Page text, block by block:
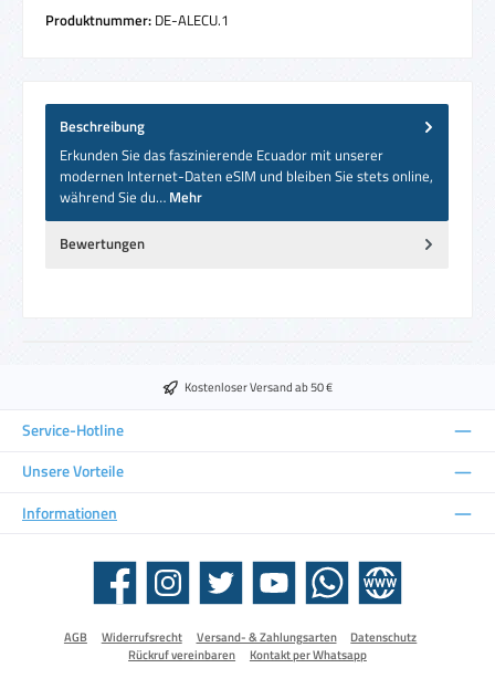
Produktnummer: DE-ALECU.1
Beschreibung
Erkunden Sie das faszinierende Ecuador mit unserer
modernen Internet-Daten eSIM und bleiben Sie stets online,
während Sie du… Mehr
Bewertungen
Kostenloser Versand ab 50 €
Service-Hotline
Unsere Vorteile
Informationen
Facebook Instagram Twitter YouTube WhatsApp Website
AGB Widerrufsrecht Versand- & Zahlungsarten
Datenschutz
Rückruf vereinbaren
Kontakt per Whatsapp